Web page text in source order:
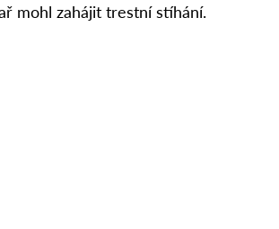
mohl zahájit trestní stíhání.